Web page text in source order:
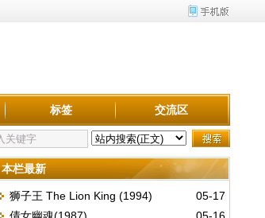
标签 交流区
本栏最新
05-17
狮子王 The Lion King (1994)